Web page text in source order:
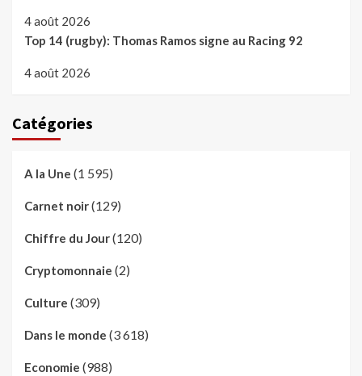
4 août 2026
Top 14 (rugby): Thomas Ramos signe au Racing 92
4 août 2026
Catégories
A la Une (1 595)
Carnet noir(129)
Chiffre du Jour(120)
Cryptomonnaie (2)
Culture (309)
Dans le monde (3 618)
Economie (988)